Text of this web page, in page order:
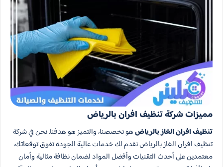
مميزات شركة تنظيف افران بالرياض
تنظيف افران الغاز بالرياضهو تخصصنا، والتميز هو هدفنا. نحن في شركة
تنظيف افران الغاز بالرياض نقدم لك خدمات عالية الجودة تفوق توقعاتك،
معتمدين على أحدث التقنيات وأفضل المواد لضمان نظافة مثالية وأمان